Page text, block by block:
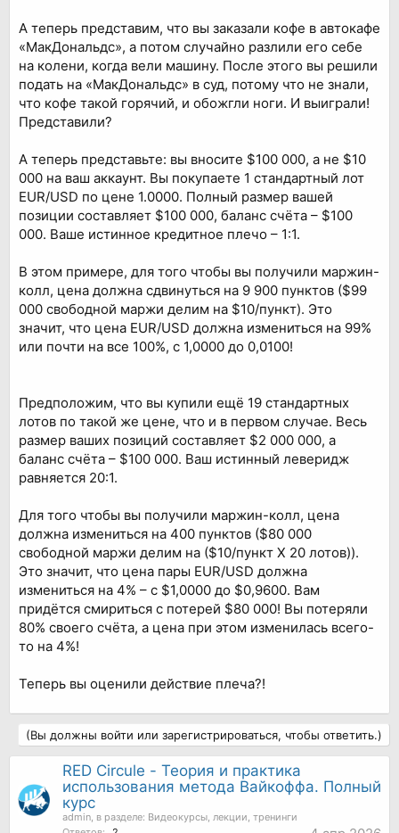
А теперь представим, что вы заказали кофе в автокафе
«МакДональдс», а потом случайно разлили его себе
на колени, когда вели машину. После этого вы решили
подать на «МакДональдс» в суд, потому что не знали,
что кофе такой горячий, и обожгли ноги. И выиграли!
Представили?
А теперь представьте: вы вносите $100 000, а не $10
000 на ваш аккаунт. Вы покупаете 1 стандартный лот
EUR/USD по цене 1.0000. Полный размер вашей
позиции составляет $100 000, баланс счёта – $100
000. Ваше истинное кредитное плечо – 1:1.
В этом примере, для того чтобы вы получили маржин-
колл, цена должна сдвинуться на 9 900 пунктов ($99
000 свободной маржи делим на $10/пункт). Это
значит, что цена EUR/USD должна измениться на 99%
или почти на все 100%, с 1,0000 до 0,0100!
Предположим, что вы купили ещё 19 стандартных
лотов по такой же цене, что и в первом случае. Весь
размер ваших позиций составляет $2 000 000, а
баланс счёта – $100 000. Ваш истинный леверидж
равняется 20:1.
Для того чтобы вы получили маржин-колл, цена
должна измениться на 400 пунктов ($80 000
свободной маржи делим на ($10/пункт Х 20 лотов)).
Это значит, что цена пары EUR/USD должна
измениться на 4% – с $1,0000 до $0,9600. Вам
придётся смириться с потерей $80 000! Вы потеряли
80% своего счёта, а цена при этом изменилась всего-
то на 4%!
Теперь вы оценили действие плеча?!
(Вы должны войти или зарегистрироваться, чтобы ответить.)
RED Circule - Теория и практика
использования метода Вайкоффа. Полный
курс
admin , в разделе: Видеокурсы, лекции, тренинги